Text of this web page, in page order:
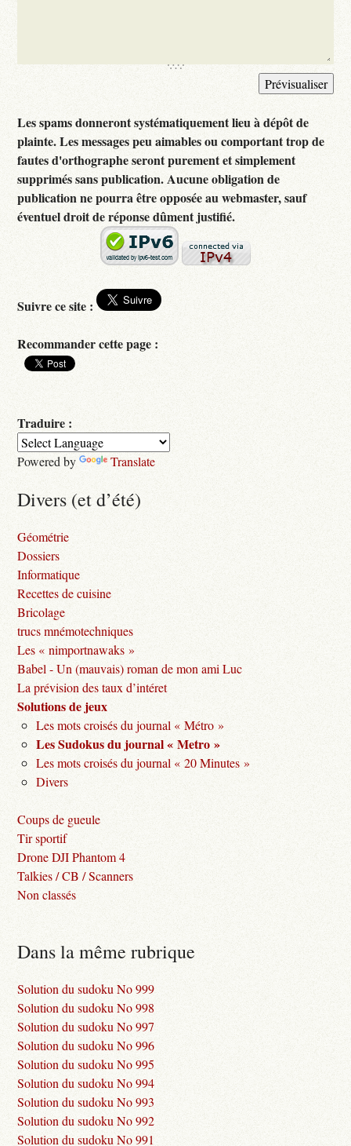
Les spams donneront systématiquement lieu à dépôt de
plainte. Les messages peu aimables ou comportant trop de
fautes d'orthographe seront purement et simplement
supprimés sans publication. Aucune obligation de
publication ne pourra être opposée au webmaster, sauf
éventuel droit de réponse dûment justifié.
Suivre ce site :
Recommander cette page :
Traduire :
Powered by Translate
Divers (et d’été)
Géométrie
Dossiers
Informatique
Recettes de cuisine
Bricolage
trucs mnémotechniques
Les « nimportnawaks »
Babel - Un (mauvais) roman de mon ami Luc
La prévision des taux d’intéret
Solutions de jeux
Les mots croisés du journal « Métro »
Les Sudokus du journal « Metro »
Les mots croisés du journal « 20 Minutes »
Divers
Coups de gueule
Tir sportif
Drone DJI Phantom 4
Talkies / CB / Scanners
Non classés
Dans la même rubrique
Solution du sudoku No 999
Solution du sudoku No 998
Solution du sudoku No 997
Solution du sudoku No 996
Solution du sudoku No 995
Solution du sudoku No 994
Solution du sudoku No 993
Solution du sudoku No 992
Solution du sudoku No 991